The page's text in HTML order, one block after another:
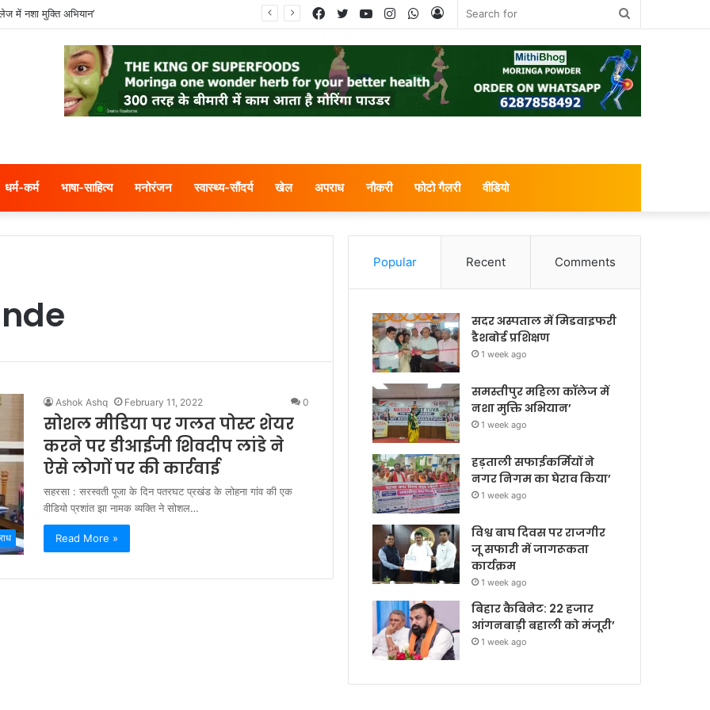
में नशा मुक्ति अभियान’
Log
WhatsApp
Instagram
YouTube
Twitter
Facebook
धर्म-कर्म भाषा-साहित्य मनोरंजन स्वास्थ्य-सौंदर्य खेल अपराध नौकरी फोटो गैलरी वीडियो
Ashok Ashq February 11, 2022 0
सोशल मीडिया पर गलत पोस्ट शेयर
करने पर डीआईजी शिवदीप लांडे ने
ऐसे लोगों पर की कार्रवाई
सहरसा : सरस्वती पूजा के दिन पतरघट प्रखंड के लोहना गांव की एक
वीडियो प्रशांत झा नामक व्यक्ति ने सोशल…
Read More »
Popular Recent Comments
सदर अस्पताल में मिडवाइफरी
डैशबोर्ड प्रशिक्षण
1 week ago
समस्तीपुर महिला कॉलेज में
नशा मुक्ति अभियान’
1 week ago
हड़ताली सफाईकर्मियों ने
नगर निगम का घेराव किया’
1 week ago
विश्व बाघ दिवस पर राजगीर
जू सफारी में जागरूकता
कार्यक्रम
1 week ago
बिहार कैबिनेट: 22 हजार
आंगनबाड़ी बहाली को मंजूरी’
1 week ago